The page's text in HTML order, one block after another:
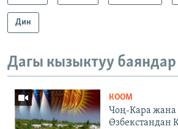
Дин
Дагы кызыктуу баяндар
КООМ
Чоң-Кара жана
Өзбекстандан